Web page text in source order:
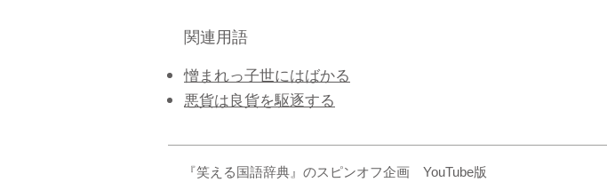
関連用語
​憎まれっ子世にはばかる
悪貨は良貨を駆逐する
『笑える国語辞典』のスピンオフ企画 YouTube版